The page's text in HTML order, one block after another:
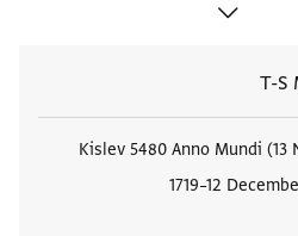
T-S
Kislev 5480 Anno Mundi (13
1719–12